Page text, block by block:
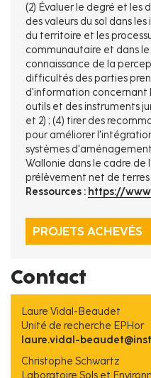
(2) Évaluer le degré et les
des valeurs du sol dans
du territoire et les
communautaire et dans
connaissance de la
difficultés des parties
d'information concernant
outils et des instruments
et 2) ; (4) tirer des
pour améliorer
systèmes
Wallonie dans le cadre de
prélèvement net de terres
Ressources : https://
PROJETS ACHEVÉS
Contact
Laure Vidal-Beaudet
Unité de recherche EPHor
laure.vidal-
Christophe Schwartz
Laboratoire Sols et